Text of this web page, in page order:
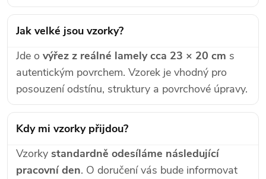
Jak velké jsou vzorky?
Jde o výřez z reálné lamely cca 23 × 20 cm s
autentickým povrchem. Vzorek je vhodný pro
posouzení odstínu, struktury a povrchové úpravy.
Kdy mi vzorky přijdou?
Vzorky standardně odesíláme následující
pracovní den. O doručení vás bude informovat